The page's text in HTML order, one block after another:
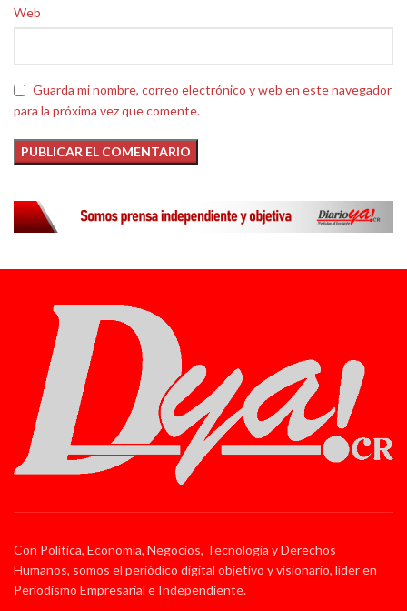
Web
Guarda mi nombre, correo electrónico y web en este navegador
para la próxima vez que comente.
Con Política, Economía, Negocios, Tecnología y Derechos
Humanos, somos el periódico digital objetivo y visionario, líder en
Periodismo Empresarial e Independiente.